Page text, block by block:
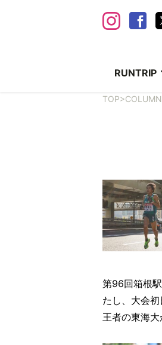
RUNTRIP
TOP>COLUMN
第96回箱根
たし、大会
王者の東海大